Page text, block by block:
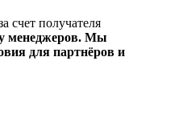
счет получателя
менеджеров. Мы
для партнёров и